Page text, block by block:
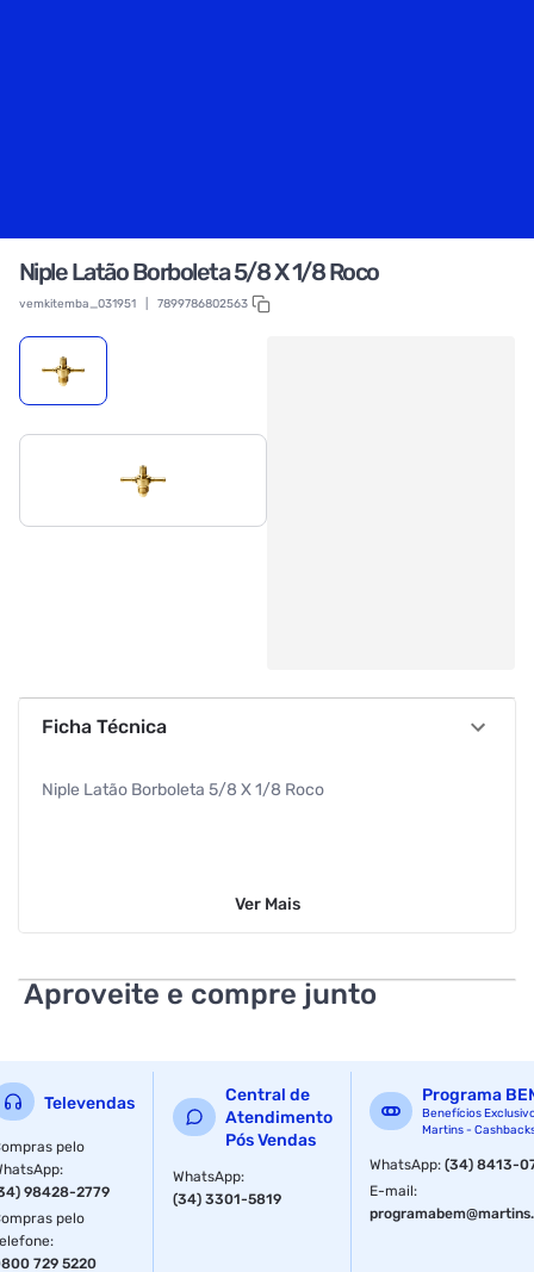
Niple Latão Borboleta 5/8 X 1/8 Roco
vemkitemba_031951 7899786802563
Ficha Técnica
Niple Latão Borboleta 5/8 X 1/8 Roco
Ver Mais
Aproveite e compre junto
Televendas
pelo
:
98428-2779
pelo
:
729 5220
Central de
Atendimento
Pós Vendas
WhatsApp:
(34) 3301-5819
Programa
Benefícios
Martins -
WhatsApp:(34) 8413-
E-mail: